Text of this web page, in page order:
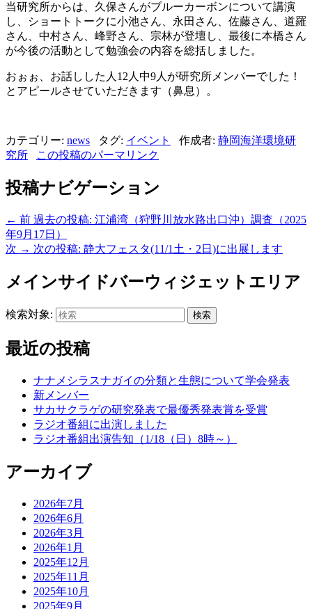
当研究所からは、久保さんがブルーカーボンについて講演
し、ショートトークに小池さん、永田さん、佐藤さん、道羅
さん、中村さん、峰野さん、宗林が登壇し、最後に本橋さん
が今後の活動として勉強会の内容を総括しました。
おぉぉ、お話しした人12人中9人が研究所メンバーでした！
とアピールさせていただきます（鼻息）。
カテゴリー: news タグ: イベント 作成者: 静岡海洋環境研
究所
この投稿のパーマリンク
投稿ナビゲーション
← 前 過去の投稿: 江浦湾（狩野川放水路出口沖）調査（2025
年9月17日）
次 → 次の投稿: 静大フェスタ(11/1土・2日)に出展します
メインサイドバーウィジェットエリア
検索対象: 検索
最近の投稿
ナナメシラスナガイの分類と生態について学会発表
新メンバー
サカサクラゲの研究発表で最優秀発表賞を受賞
ラジオ番組に出演しました
ラジオ番組出演告知（1/18（日）8時～）
アーカイブ
2026年7月
2026年6月
2026年3月
2026年1月
2025年12月
2025年11月
2025年10月
2025年9月